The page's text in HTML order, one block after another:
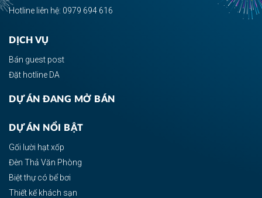
Hotline liên hệ: 0979 694 616
DỊCH VỤ
Bán guest post
Đặt hotline DA
DỰ ÁN ĐANG MỞ BÁN
DỰ ÁN NỔI BẬT
Gối lười hạt xốp
Đèn Thả Văn Phòng
Biệt thự có bể bơi
Thiết kế khách sạn